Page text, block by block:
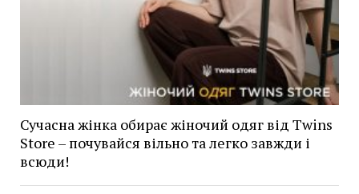
Сучасна жінка обирає жіночий одяг від Twins
Store – почувайся вільно та легко завжди і
всюди!